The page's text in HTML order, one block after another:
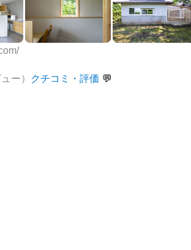
ー） クチコミ・評価